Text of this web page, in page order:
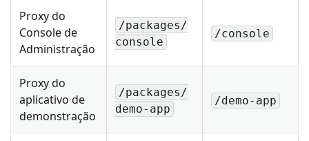
Proxy do
Console de
Administração
/packages/
console
/console
Proxy do
aplicativo de
demonstração
/packages/
demo-app
/demo-app